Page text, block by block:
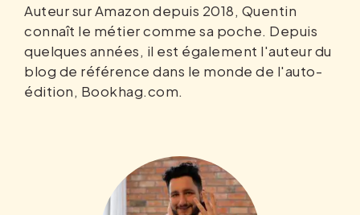
Auteur sur Amazon depuis 2018, Quentin
connaît le métier comme sa poche. Depuis
quelques années, il est également l'auteur du
blog de référence dans le monde de l'auto-
édition, Bookhag.com.